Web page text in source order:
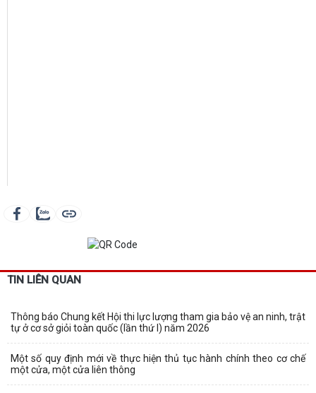
TIN LIÊN QUAN
Thông báo Chung kết Hội thi lực lượng tham gia bảo vệ an ninh, trật
tự ở cơ sở giỏi toàn quốc (lần thứ I) năm 2026
Một số quy định mới về thực hiện thủ tục hành chính theo cơ chế
một cửa, một cửa liên thông